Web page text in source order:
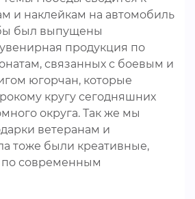
и наклейкам на автомобиль
был выпущены
продукция по
связанных с боевым и
югорчан, которые
кругу сегодняшних
округа. Так же мы
ветеранам и
тоже были креативные,
по современным